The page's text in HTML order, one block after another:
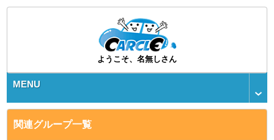
ようこそ、名無しさん
MENU
関連グループ一覧